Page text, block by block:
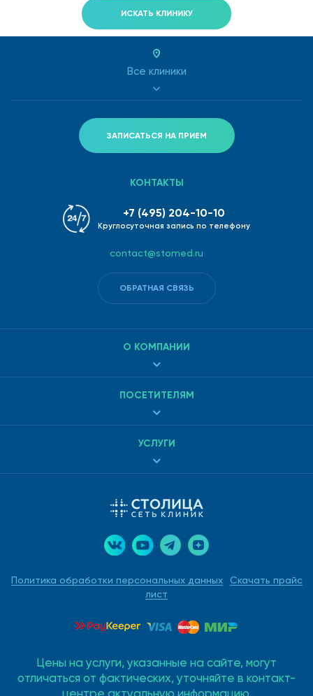
ИСКАТЬ КЛИНИКУ
Все клиники
ЗАПИСАТЬСЯ НА ПРИЕМ
Политика обработки персональных данных
Скачать прайс
лист
О КОМПАНИИ
ПОСЕТИТЕЛЯМ
УСЛУГИ
КОНТАКТЫ
+7 (495) 204-10-10
Круглосуточная запись по телефону
contact@stomed.ru
ОБРАТНАЯ СВЯЗЬ
Цены на услуги, указанные на сайте, могут
отличаться от фактических, уточняйте в контакт-
центре актуальную информацию.